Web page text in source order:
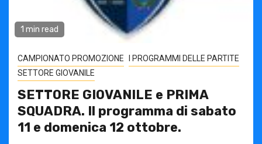
1 min read
CAMPIONATO PROMOZIONE
I PROGRAMMI DELLE PARTITE
SETTORE GIOVANILE
SETTORE GIOVANILE e PRIMA
SQUADRA. Il programma di sabato
11 e domenica 12 ottobre.